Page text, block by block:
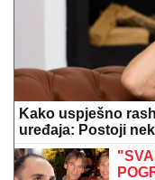
Kako uspješno
uređaja: Postoji